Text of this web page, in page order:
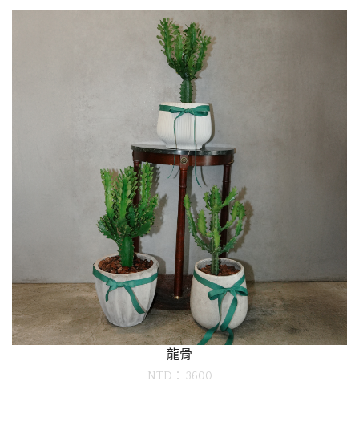
龍骨
NTD： 3600